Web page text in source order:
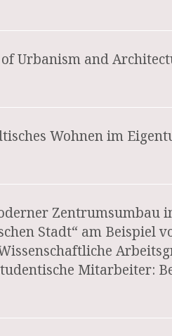
Urbanism and
Wohnen im
Zentrumsumbau
Stadt“ am Beispiel
Mitarbeiter: